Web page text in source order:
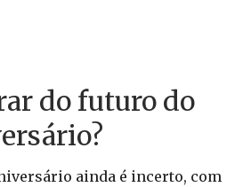
do futuro do
ainda é incerto, com